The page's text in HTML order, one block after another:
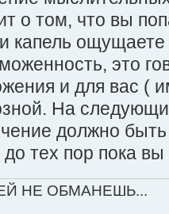
о том, что вы
капель
это
и для вас (
На
должно
до тех пор пока
НЕ ОБМАНЕШЬ...